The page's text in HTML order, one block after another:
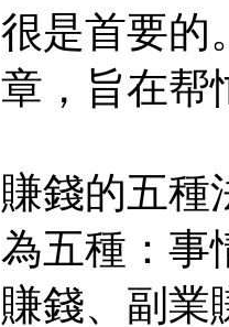
很是首要的
章，旨在帮
賺錢的五種
為五種：事
賺錢、副業